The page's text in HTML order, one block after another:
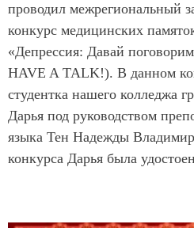
проводил межрегиональный
конкурс медицинских
«Депрессия: Давай
HAVE A TALK!). В данном
студентка нашего колледжа
Дарья под руководством
языка Тен Надежды
конкурса Дарья была